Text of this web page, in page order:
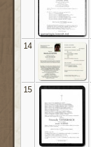
14
15